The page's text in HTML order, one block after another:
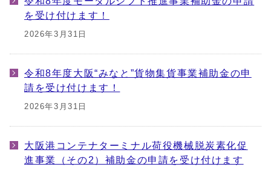
を受け付けます！
2026年3月31日
令和8年度大阪“みなと”貨物集貨事業補助金の申
請を受け付けます！
2026年3月31日
大阪港コンテナターミナル荷役機械脱炭素化促
進事業（その2）補助金の申請を受け付けます